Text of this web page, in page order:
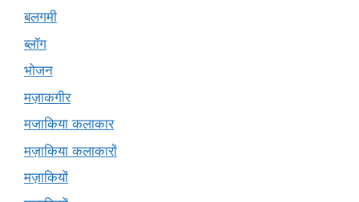
बलगमी
ब्लॉग
भोजन
मज़ाकगीर
मजाकिया कलाकार
मज़ाकिया कलाकारों
मज़ाकियों